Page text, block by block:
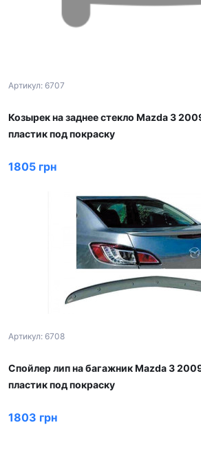
Артикул: 6707
Козырек на заднее стекло Mazda 3
пластик под покраску
1805 грн
Артикул: 6708
Спойлер лип на багажник Mazda 3
пластик под покраску
1803 грн